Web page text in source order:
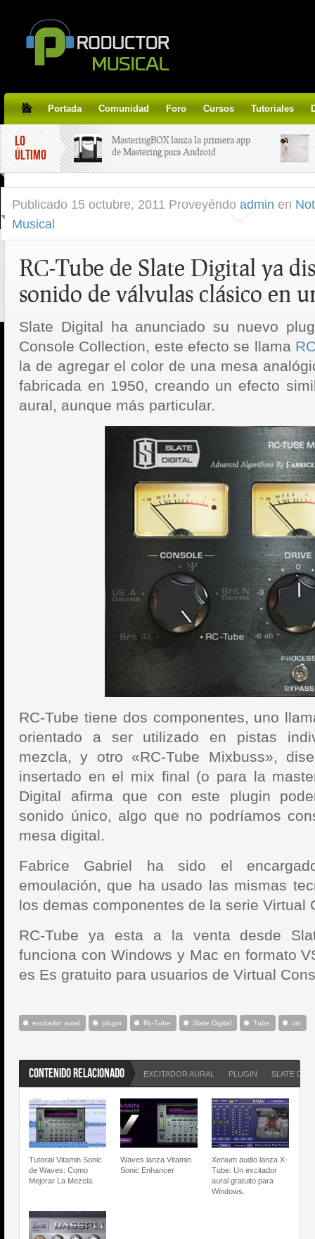
Portada Comunidad Foro Cursos Tutoriales
LO
ÚLTIMO
MasteringBOX lanza la primera app
de Mastering para Android
line gratis!
Korg lanza SDD-3000, el nuevo
Tutorial de CLA Effects, aprende a
aplicar efectos a tus voces.
Publicado 15 octubre, 2011 Proveyéndo admin en
Musical
RC-Tube de Slate Digital ya
sonido de válvulas clásico en
Slate Digital ha anunciado su nuevo
Console Collection, este efecto se llama
la de agregar el color de una mesa
fabricada en 1950, creando un efecto
aural, aunque más particular.
RC-Tube tiene dos componentes, uno
orientado a ser utilizado en pistas
mezcla, y otro «RC-Tube Mixbuss»,
insertado en el mix final (o para la
Digital afirma que con este plugin
sonido único, algo que no podríamos
mesa digital.
Fabrice Gabriel ha sido el
emoulación, que ha usado las mismas
los demas componentes de la serie Virtual
RC-Tube ya esta a la venta desde
funciona con Windows y Mac en formato
es Es gratuito para usuarios de Virtual
excitador aural plugin Rc-Tube Slate Digital Tube vst
CONTENIDO RELACIONADO EXCITADOR AURAL PLUGIN SLATE
Tutorial Vitamin Sonic
de Waves: Como
Mejorar La Mezcla.
Waves lanza Vitamin
Sonic Enhancer
Xenium audio lanza X-
Tube: Un excitador
aural gratuito para
Windows.